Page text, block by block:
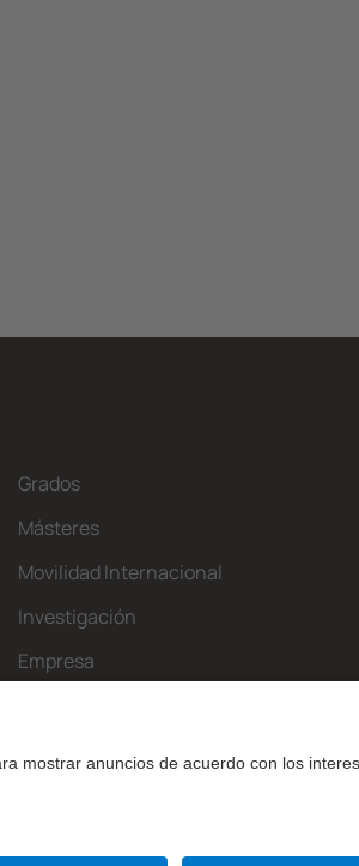
Grados
Másteres
Movilidad Internacional
Investigación
Empresa